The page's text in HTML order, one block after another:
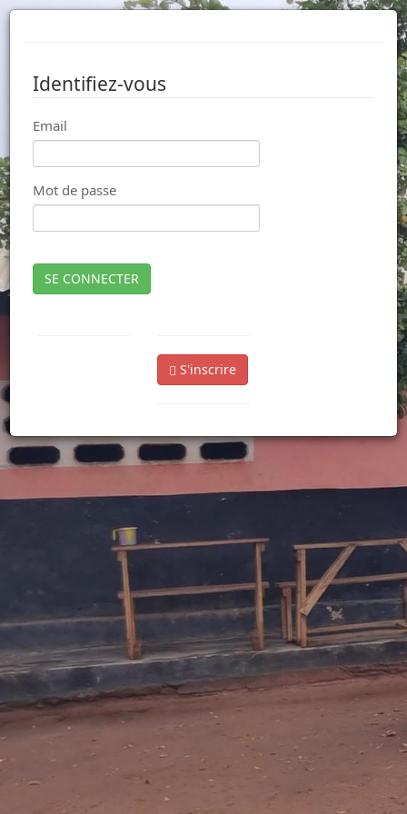
Identifiez-vous
Email
Mot de passe
SE CONNECTER
S'inscrire